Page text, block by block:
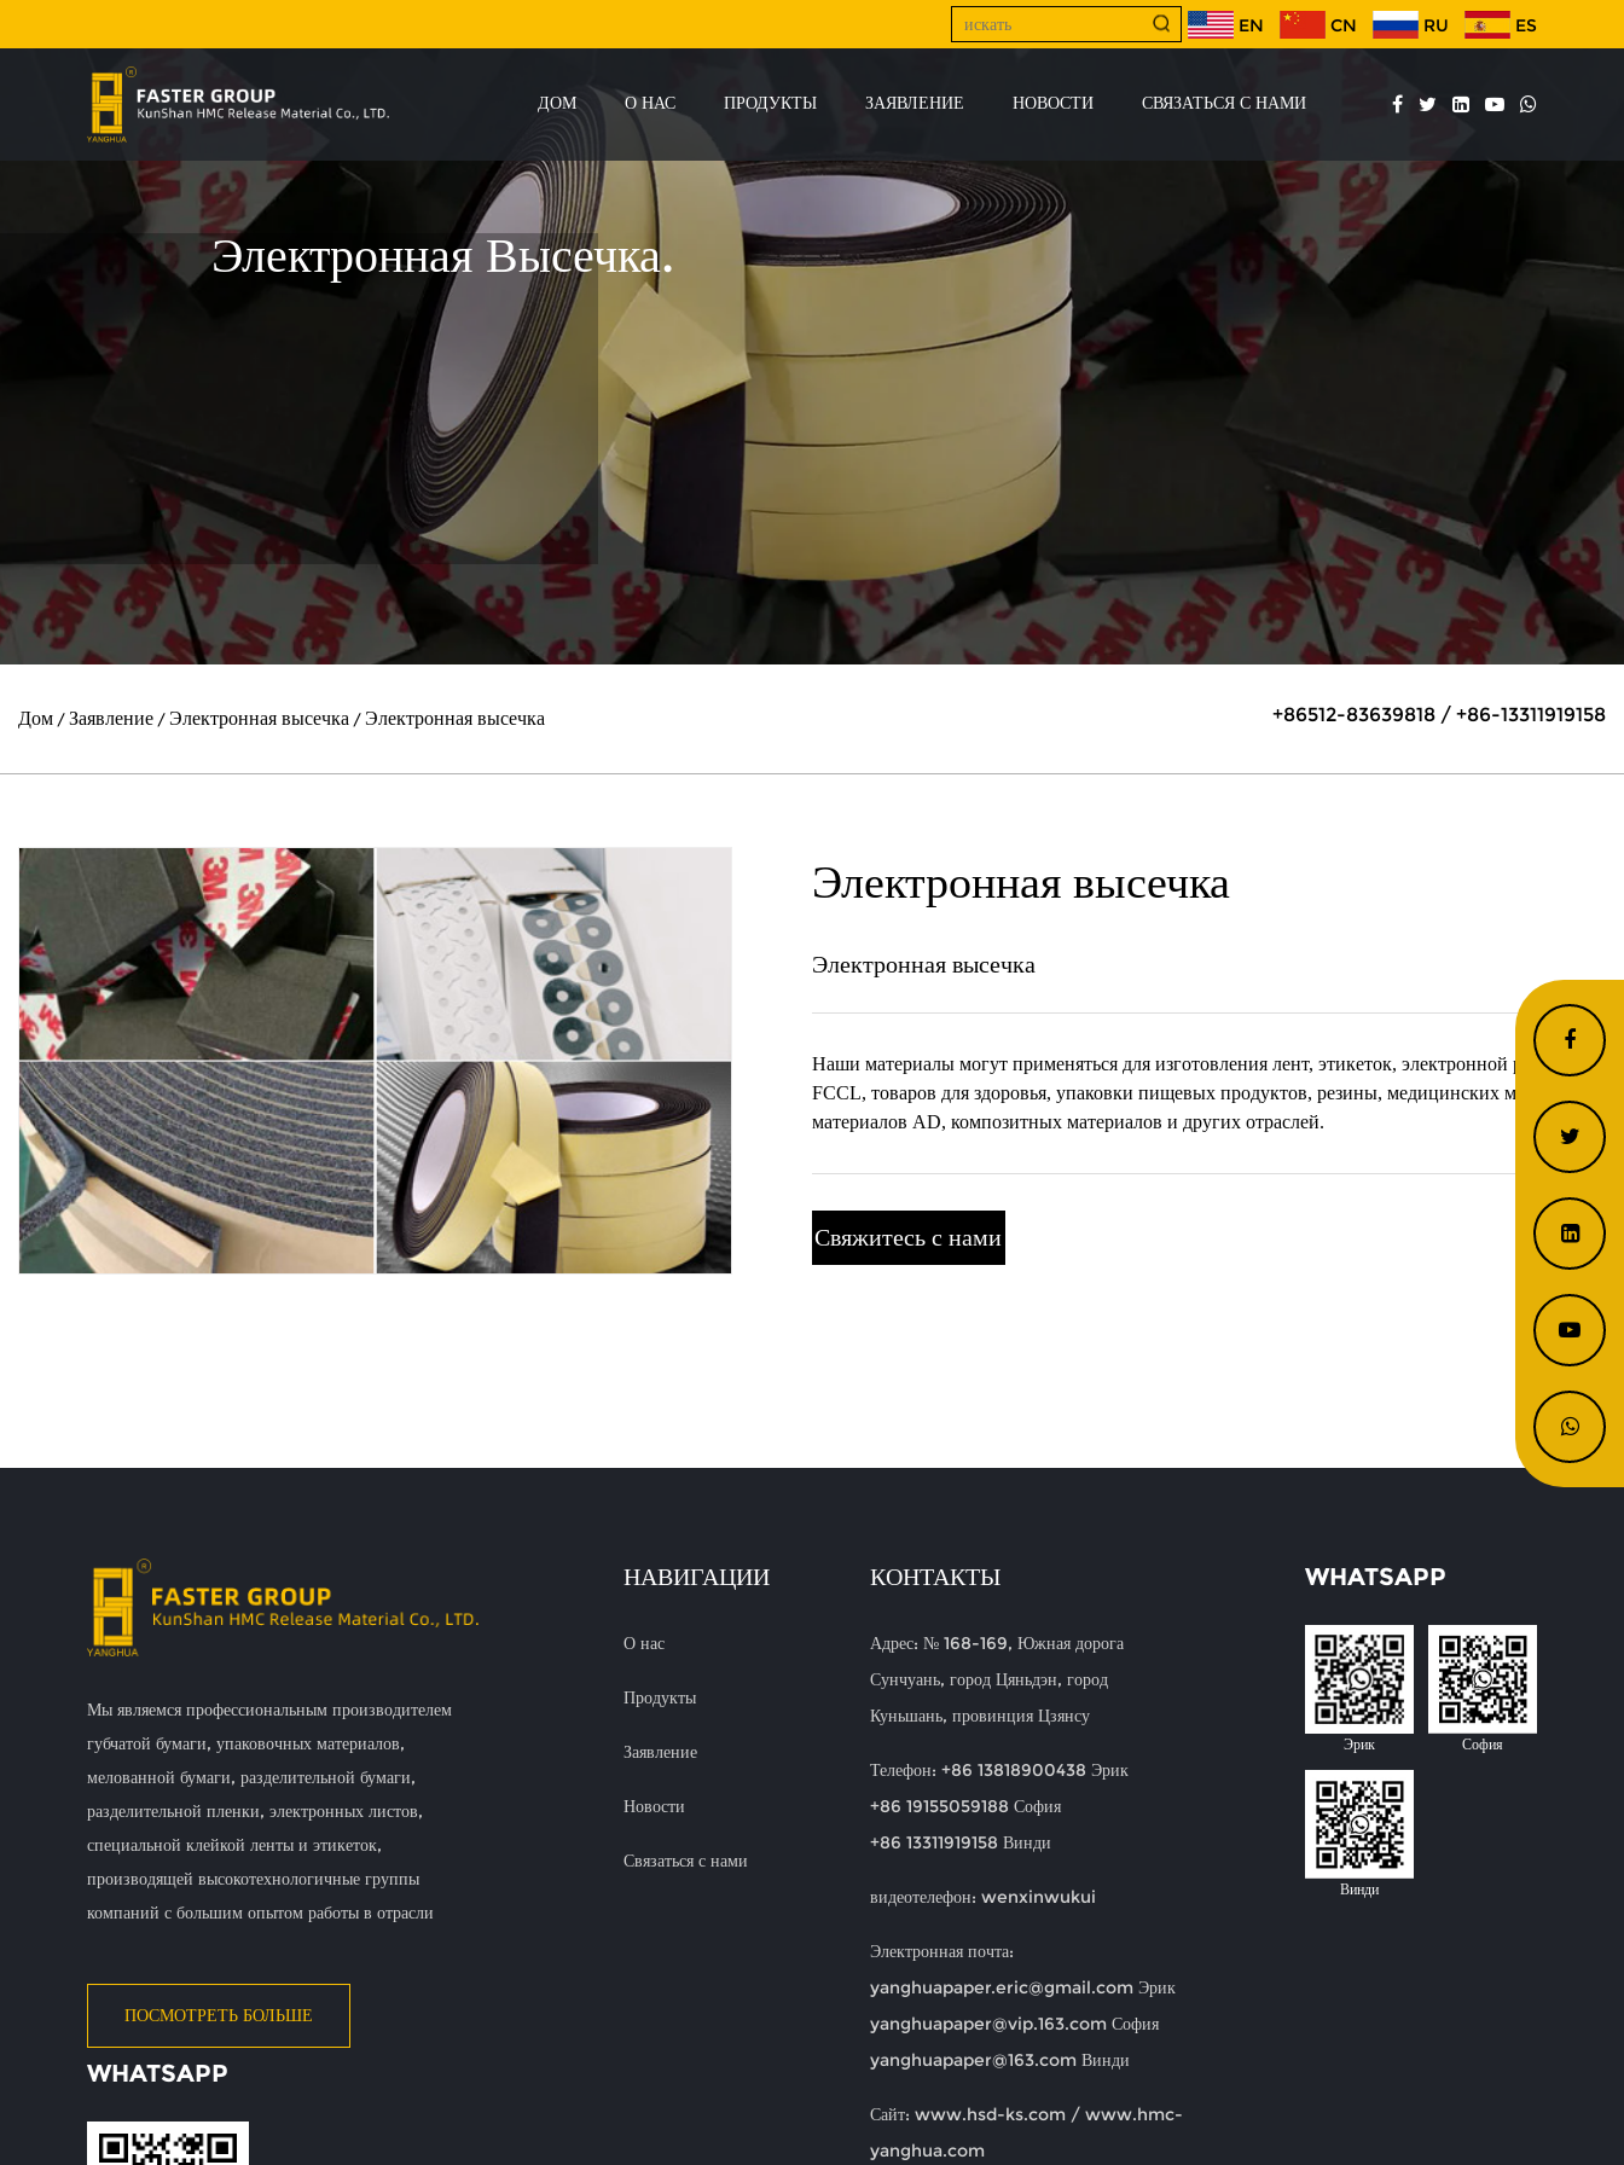
EN CN RU ES
ДОМ О НАС ПРОДУКТЫ ЗАЯВЛЕНИЕ НОВОСТИ СВЯЗАТЬСЯ С НАМИ
Электронная Высечка.
Дом / Заявление / Электронная высечка / Электронная высечка +86512-83639818 / +86-13311919158
Электронная высечка
Электронная высечка
Наши материалы могут применяться для изготовления лент, этикеток, электронной резки,
FCCL, товаров для здоровья, упаковки пищевых продуктов, резины, медицинских материалов,
материалов AD, композитных материалов и других отраслей.
Свяжитесь с нами
Мы являемся профессиональным производителем
губчатой ​​бумаги, упаковочных материалов,
мелованной бумаги, разделительной бумаги,
разделительной пленки, электронных листов,
специальной клейкой ленты и этикеток,
производящей высокотехнологичные группы
компаний с большим опытом работы в отрасли
ПОСМОТРЕТЬ БОЛЬШЕ
WHATSAPP
НАВИГАЦИИ
О нас
Продукты
Заявление
Новости
Связаться с нами
КОНТАКТЫ
Адрес: № 168-169, Южная дорога
Сунчуань, город Цяньдэн, город
Куньшань, провинция Цзянсу
Телефон: +86 13818900438 Эрик
+86 19155059188 София
+86 13311919158 Винди
видеотелефон: wenxinwukui
Электронная почта:
yanghuapaper.eric@gmail.com Эрик
yanghuapaper@vip.163.com София
yanghuapaper@163.com Винди
Сайт: www.hsd-ks.com / www.hmc-
yanghua.com
WHATSAPP
Эрик София
Винди